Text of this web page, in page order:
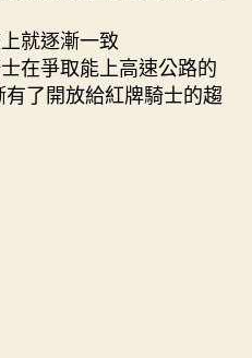
就逐漸一致
在爭取能上高速公路的
了開放給紅牌騎士的趨